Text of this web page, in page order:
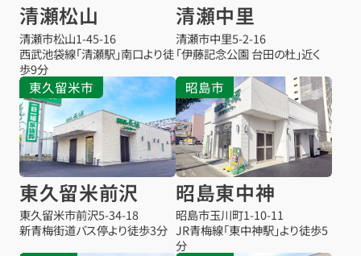
清瀬松山
清瀬市松山1-45-16
西武池袋線「清瀬駅」南口より徒
歩9分
清瀬中里
清瀬市中里5-2-16
「伊藤記念公園 台田の杜」近く
東久留米市
東久留米前沢
東久留米市前沢5-34-18
新青梅街道バス停より徒歩3分
昭島市
昭島東中神
昭島市玉川町1-10-11
JR青梅線「東中神駅」より徒歩5
分